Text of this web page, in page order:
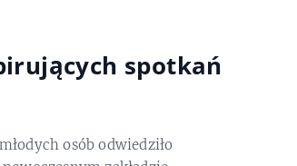
spotkań
osób odwiedziło